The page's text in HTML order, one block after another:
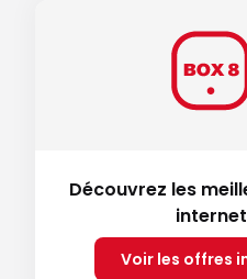
Découvrez les
internet
Voir les offres